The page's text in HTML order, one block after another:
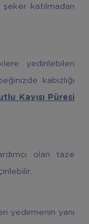
katılmadan
yedirilebilen
kabızlığı
Kayısı Püresi
olan taze
yedirmenin yanı